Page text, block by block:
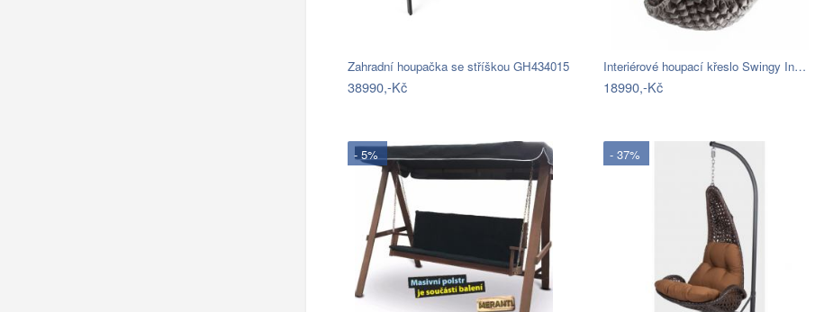
Zahradní houpačka se stříškou GH434015
38990,-Kč
Interiérové houpací křeslo Swingy In…
18990,-Kč
- 5% - 37%